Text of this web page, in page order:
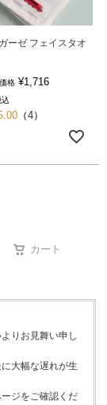
ーゼ フェイスタオ
格 ¥1,716
込
（4）
カート
りお見舞い申し
大幅な遅れが生
ジをご確認くだ